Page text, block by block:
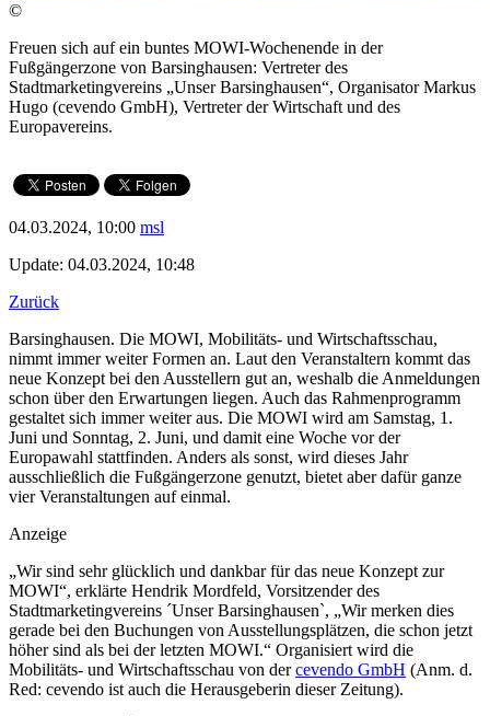
©
Freuen sich auf ein buntes MOWI-Wochenende in der
Fußgängerzone von Barsinghausen: Vertreter des
Stadtmarketingvereins „Unser Barsinghausen“, Organisator Markus
Hugo (cevendo GmbH), Vertreter der Wirtschaft und des
Europavereins.
04.03.2024, 10:00 msl
Update: 04.03.2024, 10:48
Zurück
Barsinghausen. Die MOWI, Mobilitäts- und Wirtschaftsschau,
nimmt immer weiter Formen an. Laut den Veranstaltern kommt das
neue Konzept bei den Ausstellern gut an, weshalb die Anmeldungen
schon über den Erwartungen liegen. Auch das Rahmenprogramm
gestaltet sich immer weiter aus. Die MOWI wird am Samstag, 1.
Juni und Sonntag, 2. Juni, und damit eine Woche vor der
Europawahl stattfinden. Anders als sonst, wird dieses Jahr
ausschließlich die Fußgängerzone genutzt, bietet aber dafür ganze
vier Veranstaltungen auf einmal.
Anzeige
„Wir sind sehr glücklich und dankbar für das neue Konzept zur
MOWI“, erklärte Hendrik Mordfeld, Vorsitzender des
Stadtmarketingvereins ´Unser Barsinghausen`, „Wir merken dies
gerade bei den Buchungen von Ausstellungsplätzen, die schon jetzt
höher sind als bei der letzten MOWI.“ Organisiert wird die
Mobilitäts- und Wirtschaftsschau von dercevendo GmbH (Anm. d.
Red: cevendo ist auch die Herausgeberin dieser Zeitung).